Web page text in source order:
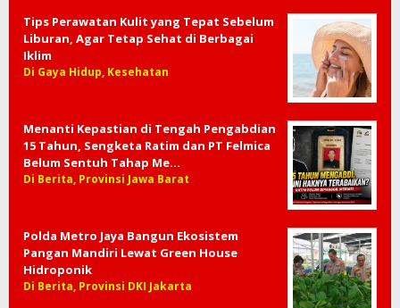
Tips Perawatan Kulit yang Tepat Sebelum
Liburan, Agar Tetap Sehat di Berbagai
Iklim
Di Gaya Hidup, Kesehatan
Menanti Kepastian di Tengah Pengabdian
15 Tahun, Sengketa Ratim dan PT Felmica
Belum Sentuh Tahap Me…
Di Berita, Provinsi Jawa Barat
Polda Metro Jaya Bangun Ekosistem
Pangan Mandiri Lewat Green House
Hidroponik
Di Berita, Provinsi DKI Jakarta